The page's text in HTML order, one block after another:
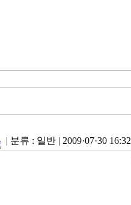
| 분류 : 일반 | 2009·07·30 16:32